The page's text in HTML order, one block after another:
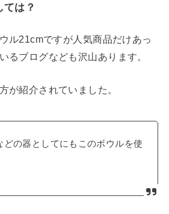
ては？
ル21cmですが人気商品だけあっ
るブログなども沢山あります。
が紹介されていました。
どの器としてにもこのボウルを使